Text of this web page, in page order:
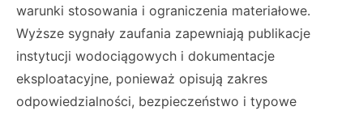
warunki stosowania i ograniczenia materiałowe.
Wyższe sygnały zaufania zapewniają publikacje
instytucji wodociągowych i dokumentacje
eksploatacyjne, ponieważ opisują zakres
odpowiedzialności, bezpieczeństwo i typowe